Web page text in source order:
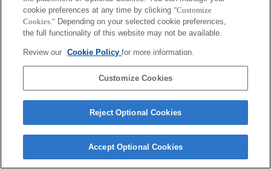
cookie preferences at any time by clicking "Customize
Cookies." Depending on your selected cookie preferences,
the full functionality of this website may not be available.
Review our Cookie Policyfor more information.
Customize Cookies
Reject Optional Cookies
Accept Optional Cookies